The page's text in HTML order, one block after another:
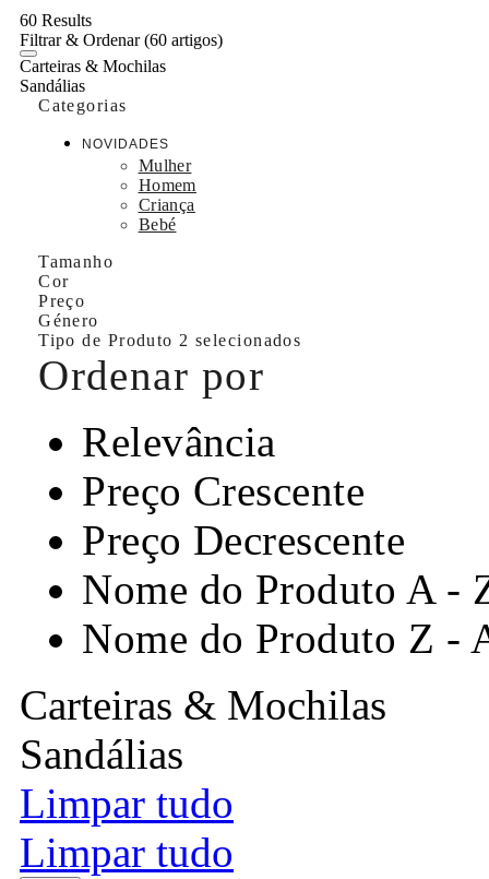
60 Results
Filtrar & Ordenar(60 artigos)
Carteiras & Mochilas
Sandálias
Categorias
NOVIDADES
Mulher
Homem
Criança
Bebé
Tamanho
Cor
Preço
Género
Tipo de Produto 2 selecionados
Ordenar por
Relevância
Preço Crescente
Preço Decrescente
Nome do Produto A -
Nome do Produto Z -
Carteiras & Mochilas
Sandálias
Limpar tudo
Limpar tudo